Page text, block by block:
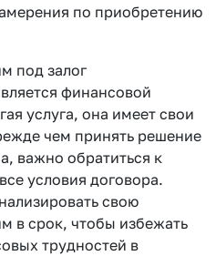
по приобретению
под залог
финансовой
услуга, она имеет свои
чем принять решение
важно обратиться к
условия договора.
свою
в срок, чтобы избежать
трудностей в